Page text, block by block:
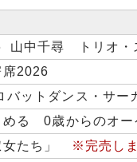
山中千尋 トリオ・
席2026
ットダンス・サー
める 0歳からのオー
女たち」
※完売し